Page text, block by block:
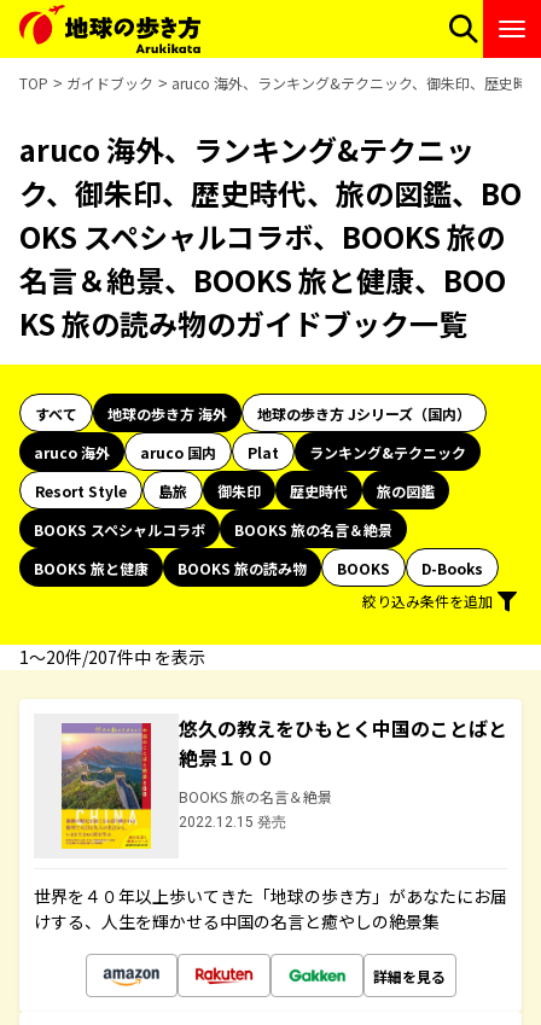
TOP ガイドブック aruco 海外、ランキング&テクニック、御朱印、歴史時
aruco 海外、ランキング&テクニッ
ク、御朱印、歴史時代、旅の図鑑、BO
OKS スペシャルコラボ、BOOKS 旅の
名言＆絶景、BOOKS 旅と健康、BOO
KS 旅の読み物のガイドブック一覧
すべて 地球の歩き方 海外
地球の歩き方 Jシリーズ（国内）
aruco 海外
aruco 国内 Plat
ランキング&テクニック
Resort Style
島旅 御朱印 歴史時代
旅の図鑑
BOOKS スペシャルコラボ
BOOKS 旅の名言＆絶景
BOOKS 旅と健康
BOOKS 旅の読み物 BOOKS
D-Books
絞り込み条件を追加
1〜20件/207件中 を表示
悠久の教えをひもとく中国のことばと
絶景１００
BOOKS 旅の名言＆絶景
2022.12.15 発売
世界を４０年以上歩いてきた「地球の歩き方」があなたにお届
けする、人生を輝かせる中国の名言と癒やしの絶景集
詳細を見る